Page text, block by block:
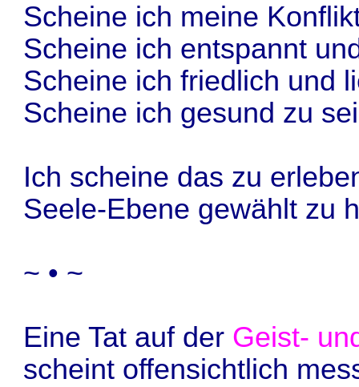
Scheine ich meine
Scheine ich entspannt
Scheine ich friedlich und
Scheine ich gesund zu
Ich scheine das zu
Seele-Ebene gewählt zu
~ • ~
Eine Tat auf der Geist-
scheint offensichtlich